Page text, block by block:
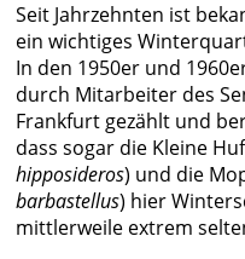
Seit Jahrzehnten ist
ein wichtiges
In den 1950er und
durch Mitarbeiter des
Frankfurt gezählt und
dass sogar die Kleine
hipposideros) und die
barbastellus) hier
mittlerweile extrem